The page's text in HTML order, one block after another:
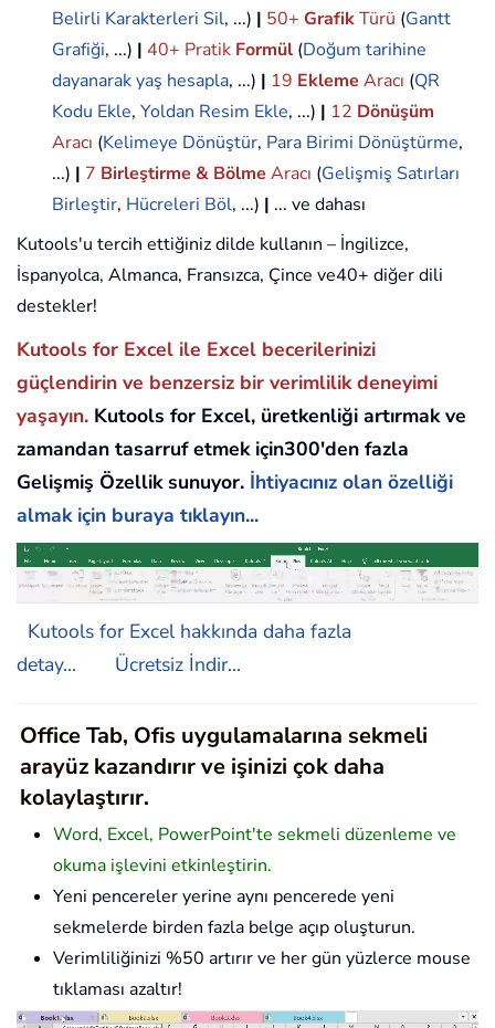
Belirli Karakterleri Sil, ...) | 50+ GrafikTürü (Gantt
Grafiği, ...) | 40+ Pratik Formül (Doğum tarihine
dayanarak yaş hesapla, ...) | 19 Ekleme Aracı (QR
Kodu Ekle, Yoldan Resim Ekle, ...) | 12 Dönüşüm
Aracı (Kelimeye Dönüştür, Para Birimi Dönüştürme,
...) | 7 Birleştirme & Bölme Aracı (Gelişmiş Satırları
Birleştir, Hücreleri Böl, ...) | ... ve dahası
Kutools'u tercih ettiğiniz dilde kullanın – İngilizce,
İspanyolca, Almanca, Fransızca, Çince ve40+ diğer dili
destekler!
Kutools for Excel ile Excel becerilerinizi
güçlendirin ve benzersiz bir verimlilik deneyimi
yaşayın. Kutools for Excel, üretkenliği artırmak ve
zamandan tasarruf etmek için300'den fazla
Gelişmiş Özellik sunuyor. İhtiyacınız olan özelliği
almak için buraya tıklayın...
Kutools for Excel hakkında daha fazla
detay...
Ücretsiz İndir...
Office Tab, Ofis uygulamalarına sekmeli
arayüz kazandırır ve işinizi çok daha
kolaylaştırır.
Word, Excel, PowerPoint'te sekmeli düzenleme ve
okuma işlevini etkinleştirin.
Yeni pencereler yerine aynı pencerede yeni
sekmelerde birden fazla belge açıp oluşturun.
Verimliliğinizi %50 artırır ve her gün yüzlerce mouse
tıklaması azaltır!